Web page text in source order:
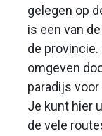
gelegen op
is een van
de
omgeven
paradijs
Je kunt hier
de vele